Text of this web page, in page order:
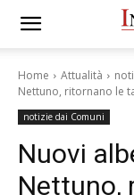
Home Attualità
Nettuno, ritornano le
notizie dai Comuni
Nuovi
Nettuno,